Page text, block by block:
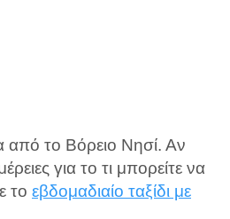
από το Βόρειο Νησί. Αν
για το τι μπορείτε να
το εβδομαδιαίο ταξίδι με